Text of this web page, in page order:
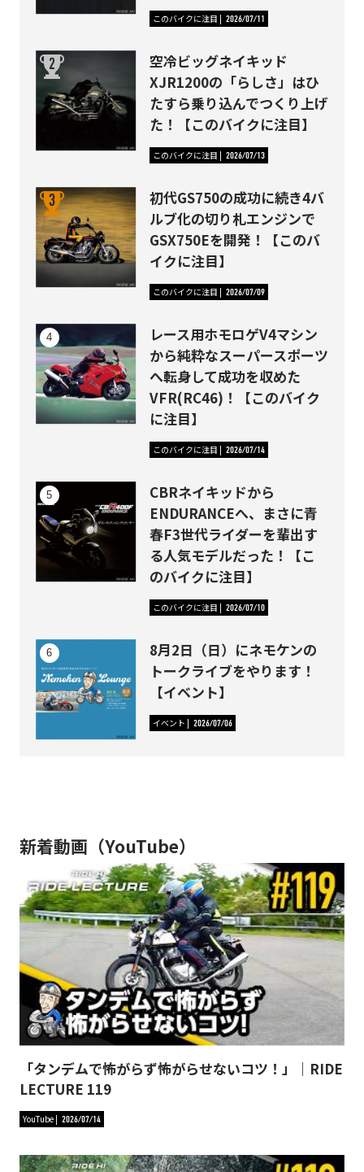
このバイクに注目 2026/07/11
空冷ビッグネイキッド
XJR1200の「らしさ」はひ
たすら乗り込んでつくり上げ
た！【このバイクに注目】
このバイクに注目 2026/07/13
初代GS750の成功に続き4バ
ルブ化の切り札エンジンで
GSX750Eを開発！【このバ
イクに注目】
このバイクに注目 2026/07/09
レース用ホモロゲV4マシン
から純粋なスーパースポーツ
へ転身して成功を収めた
VFR(RC46)！【このバイク
に注目】
このバイクに注目 2026/07/14
CBRネイキッドから
ENDURANCEへ、まさに青
春F3世代ライダーを輩出す
る人気モデルだった！【こ
のバイクに注目】
このバイクに注目 2026/07/10
8月2日（日）にネモケンの
トークライブをやります！
【イベント】
イベント 2026/07/06
新着動画（YouTube）
「タンデムで怖がらず怖がらせないコツ！」｜RIDE
LECTURE 119
YouTube 2026/07/14